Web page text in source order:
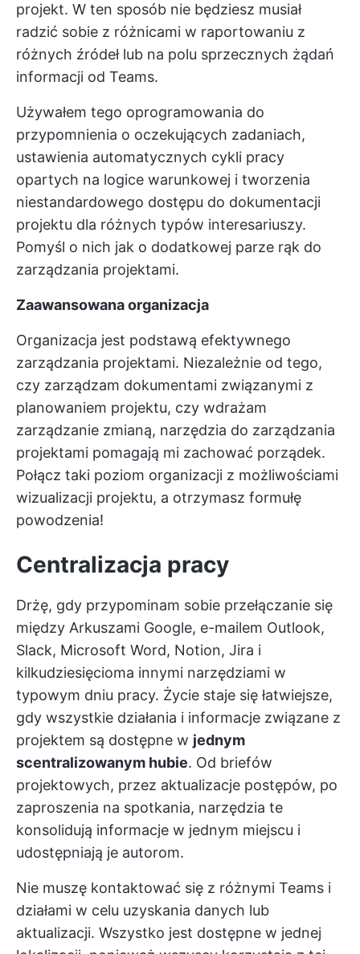
projekt. W ten sposób nie będziesz musiał
radzić sobie z różnicami w raportowaniu z
różnych źródeł lub na polu sprzecznych żądań
informacji od Teams.
Używałem tego oprogramowania do
przypomnienia o oczekujących zadaniach,
ustawienia automatycznych cykli pracy
opartych na logice warunkowej i tworzenia
niestandardowego dostępu do dokumentacji
projektu dla różnych typów interesariuszy.
Pomyśl o nich jak o dodatkowej parze rąk do
zarządzania projektami.
Zaawansowana organizacja
Organizacja jest podstawą efektywnego
zarządzania projektami. Niezależnie od tego,
czy zarządzam dokumentami związanymi z
planowaniem projektu, czy wdrażam
zarządzanie zmianą, narzędzia do zarządzania
projektami pomagają mi zachować porządek.
Połącz taki poziom organizacji z możliwościami
wizualizacji projektu, a otrzymasz formułę
powodzenia!
Centralizacja pracy
Drżę, gdy przypominam sobie przełączanie się
między Arkuszami Google, e-mailem Outlook,
Slack, Microsoft Word, Notion, Jira i
kilkudziesięcioma innymi narzędziami w
typowym dniu pracy. Życie staje się łatwiejsze,
gdy wszystkie działania i informacje związane z
projektem są dostępne w jednym
scentralizowanym hubie. Od briefów
projektowych, przez aktualizacje postępów, po
zaproszenia na spotkania, narzędzia te
konsolidują informacje w jednym miejscu i
udostępniają je autorom.
Nie muszę kontaktować się z różnymi Teams i
działami w celu uzyskania danych lub
aktualizacji. Wszystko jest dostępne w jednej